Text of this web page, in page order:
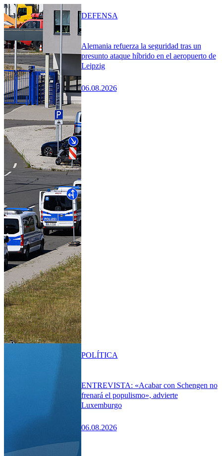
Alemania refuerza la seguridad tras un
presunto ataque híbrido en el aeropuerto de
Leipzig
06.08.2026
DEFENSA
ENTREVISTA: «Acabar con Schengen no
frenará el populismo», advierte
Luxemburgo
06.08.2026
POLÍTICA